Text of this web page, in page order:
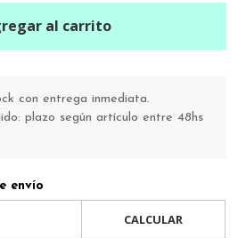
al carrito
con entrega inmediata.
plazo según artículo entre 48hs
envío
CALCULAR